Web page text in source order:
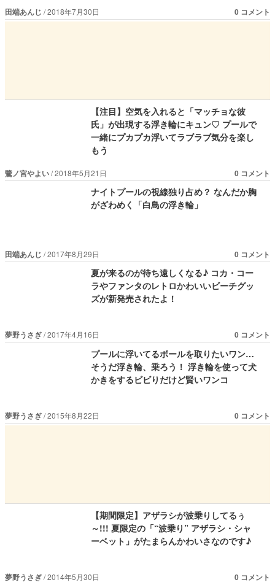
田端あんじ 2018年7月30日 0 コメント
【注目】空気を入れると「マッチョな彼
氏」が出現する浮き輪にキュン♡ プールで
一緒にプカプカ浮いてラブラブ気分を楽し
もう
鷺ノ宮やよい 2018年5月21日 0 コメント
ナイトプールの視線独り占め？ なんだか胸
がざわめく「白鳥の浮き輪」
田端あんじ 2017年8月29日 0 コメント
夏が来るのが待ち遠しくなる♪ コカ・コー
ラやファンタのレトロかわいいビーチグッ
ズが新発売されたよ！
夢野うさぎ 2017年4月16日 0 コメント
プールに浮いてるボールを取りたいワン…
そうだ浮き輪、乗ろう！ 浮き輪を使って犬
かきをするビビりだけど賢いワンコ
夢野うさぎ 2015年8月22日 0 コメント
【期間限定】アザラシが波乗りしてるぅ
～!!! 夏限定の「“波乗り” アザラシ・シャ
ーベット」がたまらんかわいさなのです♪
夢野うさぎ 2014年5月30日 0 コメント